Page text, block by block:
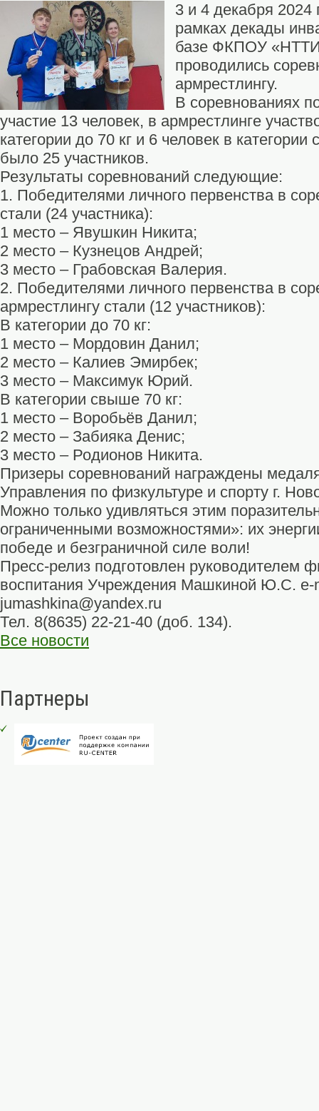
3 и 4 декабря 2024
рамках декады
базе ФКПОУ
проводились
армрестлингу.
В соревнованиях
участие 13 человек, в армрестлинге
категории до 70 кг и 6 человек в категории
было 25 участников.
Результаты соревнований следующие:
1. Победителями личного первенства в
стали (24 участника):
1 место – Явушкин Никита;
2 место – Кузнецов Андрей;
3 место – Грабовская Валерия.
2. Победителями личного первенства в
армрестлингу стали (12 участников):
В категории до 70 кг:
1 место – Мордовин Данил;
2 место – Калиев Эмирбек;
3 место – Максимук Юрий.
В категории свыше 70 кг:
1 место – Воробьёв Данил;
2 место – Забияка Денис;
3 место – Родионов Никита.
Призеры соревнований награждены
Управления по физкультуре и спорту г.
Можно только удивляться этим
ограниченными возможностями»: их
победе и безграничной силе воли!
Пресс-релиз подготовлен руководителем
воспитания Учреждения Машкиной Ю.С. e-
jumashkina@yandex.ru
Тел. 8(8635) 22-21-40 (доб. 134).
Все новости
Партнеры